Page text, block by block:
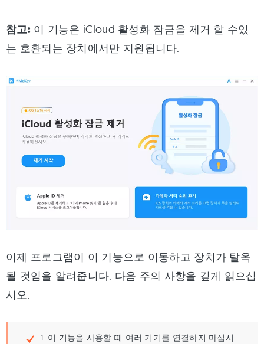
참고: 이 기능은 iCloud 활성화 잠금을 제거 할 수있
는 호환되는 장치에서만 지원됩니다.
이제 프로그램이 이 기능으로 이동하고 장치가 탈옥
될 것임을 알려줍니다. 다음 주의 사항을 깊게 읽으십
시오.
1. 이 기능을 사용할 때 여러 기기를 연결하지 마십시